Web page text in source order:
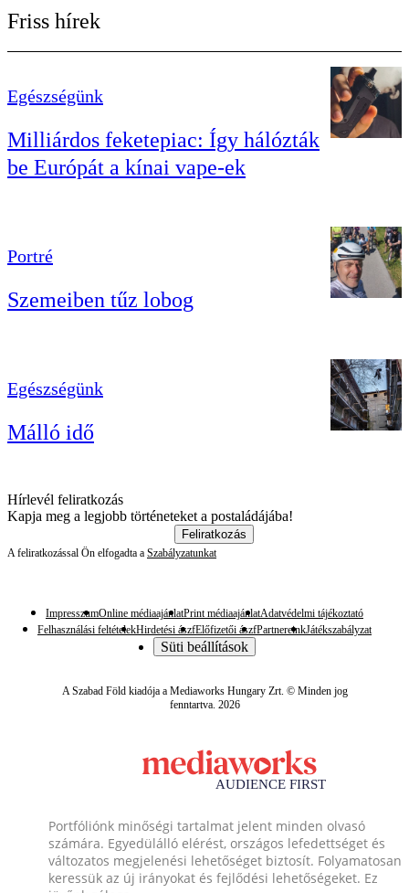
Friss hírek
Egészségünk
Milliárdos feketepiac: Így hálózták
be Európát a kínai vape-ek
Portré
Szemeiben tűz lobog
Egészségünk
Málló idő
Hírlevél feliratkozás
Kapja meg a legjobb történeteket a postaládájába!
Feliratkozás
A feliratkozással Ön elfogadta a Szabályzatunkat
ImpresszumOnline médiaajánlatPrint médiaajánlatAdatvédelmi tájékoztató
Felhasználási feltételekHirdetési ászfElőfizetői ászfPartnereinkJátékszabályzat
Süti beállítások
A Szabad Föld kiadója a Mediaworks Hungary Zrt. © Minden jog
fenntartva. 2026
Portfóliónk minőségi tartalmat jelent minden olvasó
számára. Egyedülálló elérést, országos lefedettséget és
változatos megjelenési lehetőséget biztosít. Folyamatosan
keressük az új irányokat és fejlődési lehetőségeket. Ez